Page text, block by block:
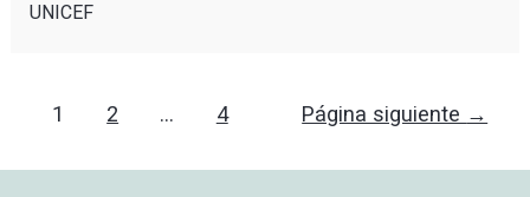
UNICEF
1 2 … 4 Página siguiente →